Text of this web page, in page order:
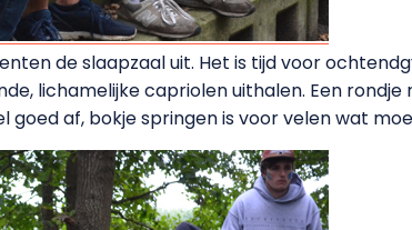
de slaapzaal uit. Het is tijd voor
lichamelijke capriolen uithalen. Een
af, bokje springen is voor velen wat